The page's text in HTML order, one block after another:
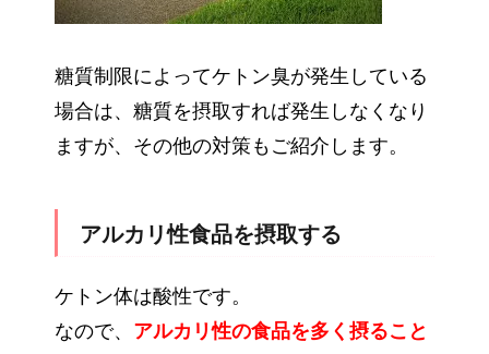
糖質制限によってケトン臭が発生している
場合は、糖質を摂取すれば発生しなくなり
ますが、その他の対策もご紹介します。
アルカリ性食品を摂取する
ケトン体は酸性です。
なので、 アルカリ性の食品を多く摂ること